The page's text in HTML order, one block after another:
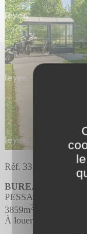
Réf. 33.3673
BUREAUX
PESSAC
3859m2
À louer